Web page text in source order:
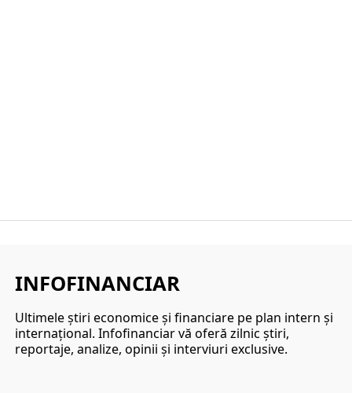
INFOFINANCIAR
Ultimele ştiri economice şi financiare pe plan intern şi
internaţional. Infofinanciar vă oferă zilnic ştiri,
reportaje, analize, opinii şi interviuri exclusive.